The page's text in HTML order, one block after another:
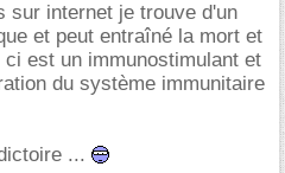
sur internet je trouve d'un
et peut entraîné la mort et
est un immunostimulant et
du système immunitaire
...